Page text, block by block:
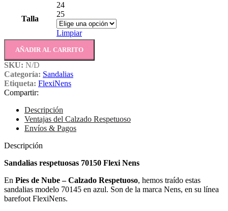
Talla
24
25
Limpiar
AÑADIR AL CARRITO
SKU: N/D
Categoría: Sandalias
Etiqueta: FlexiNens
Compartir:
Descripción
Ventajas del Calzado Respetuoso
Envíos & Pagos
Descripción
Sandalias respetuosas 70150 Flexi Nens
En Pies de Nube – Calzado Respetuoso, hemos traído estas
sandalias modelo 70145 en azul. Son de la marca Nens, en su línea
barefoot FlexiNens.